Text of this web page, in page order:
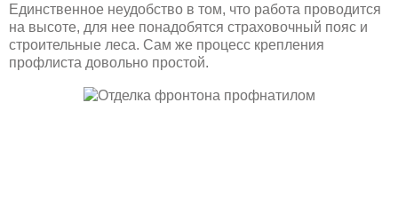
Единственное неудобство в том, что работа проводится
на высоте, для нее понадобятся страховочный пояс и
строительные леса. Сам же процесс крепления
профлиста довольно простой.